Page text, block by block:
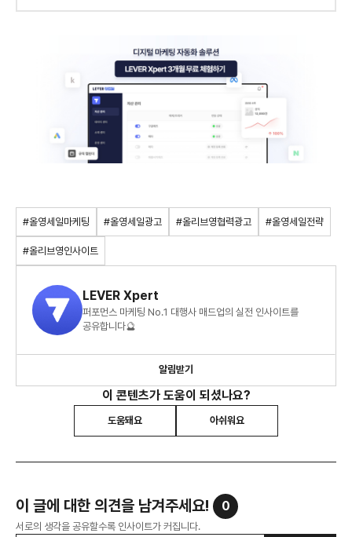
#올영세일마케팅 #올영세일광고 #올리브영협력광고 #올영세일전략
#올리브영인사이트
LEVER Xpert
퍼포먼스 마케팅 No.1 대행사 매드업의 실전 인사이트를
공유합니다🔮
알림받기
이 콘텐츠가 도움이 되셨나요?
도움돼요 아쉬워요
이 글에 대한 의견을 남겨주세요! 0
서로의 생각을 공유할수록 인사이트가 커집니다.